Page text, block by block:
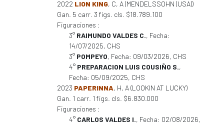
2022 LION KING, C, A (MENDELSSOHN (USA))
Gan. 5 carr. 3 figs. cls. $18.789.100
Figuraciones :
3° RAIMUNDO VALDES C., Fecha:
14/07/2025, CHS
3° POMPEYO, Fecha: 09/03/2026, CHS
4° PREPARACION LUIS COUSIÑO S.,
Fecha: 05/09/2025, CHS
2023 PAPERINNA, H, A (LOOKIN AT LUCKY)
Gan. 1 carr. 1 figs. cls. $6.830.000
Figuraciones :
4° CARLOS VALDES I., Fecha: 02/08/2026,